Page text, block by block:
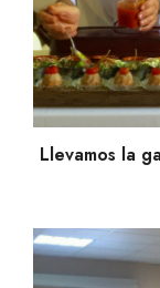
Llevamos la